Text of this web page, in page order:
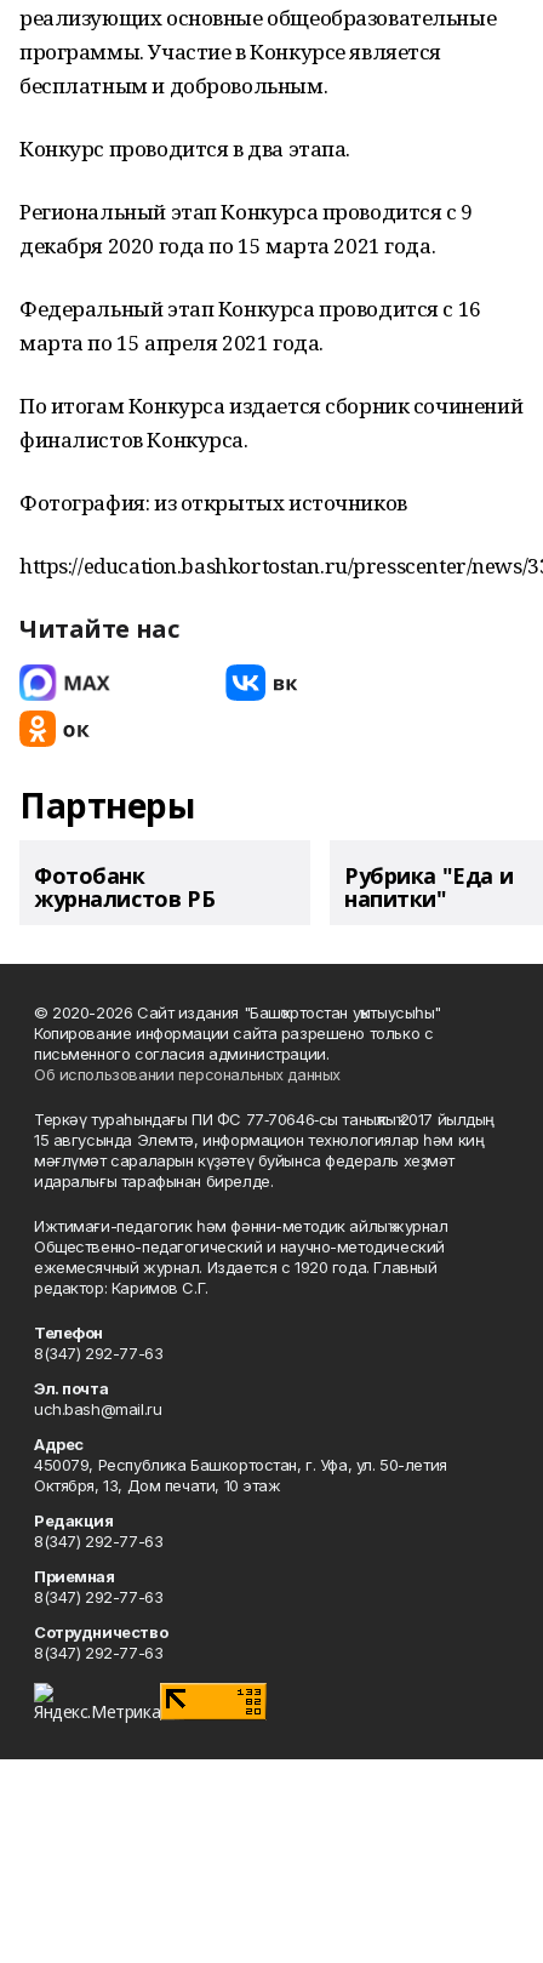
реализующих основные общеобразовательные
программы. Участие в Конкурсе является
бесплатным и добровольным.
Конкурс проводится в два этапа.
Региональный этап Конкурса проводится с 9
декабря 2020 года по 15 марта 2021 года.
Федеральный этап Конкурса проводится с 16
марта по 15 апреля 2021 года.
По итогам Конкурса издается сборник сочинений
финалистов Конкурса.
Фотография: из открытых источников
https://education.bashkortostan.ru/presscenter/news/
Читайте нас
Партнеры
Фотобанк
журналистов РБ
Рубрика "Еда и
напитки"
© 2020-2026 Сайт издания "Башҡортостан уҡытыусыһы"
Копирование информации сайта разрешено только с
письменного согласия администрации.
Об использовании персональных данных
Теркәү тураһындағы ПИ ФС 77‑70646‑сы таныҡлыҡ 2017 йылдың
15 авгусында Элемтә, информацион технологиялар һәм киң
мәғлүмәт сараларын күҙәтеү буйынса федераль хеҙмәт
идаралығы тарафынан бирелде.
Ижтимағи-педагогик һәм фәнни-методик айлыҡ журнал
Общественно-педагогический и научно-методический
ежемесячный журнал. Издается с 1920 года. Главный
редактор: Каримов С.Г.
Телефон
8(347) 292-77-63
Эл. почта
uch.bash@mail.ru
Адрес
450079, Республика Башкортостан, г. Уфа, ул. 50-летия
Октября, 13, Дом печати, 10 этаж
Редакция
8(347) 292-77-63
Приемная
8(347) 292-77-63
Сотрудничество
8(347) 292-77-63